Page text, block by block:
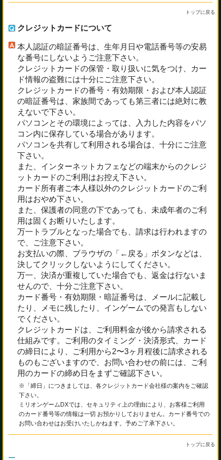
トップに戻る
クレジットカードについて
本人認証の暗証番号は、生年月日や電話番号等の安易
な番号にしないようご注意下さい。
クレジットカードの保管・取り扱いに気をつけ、カー
ド情報の盗難には十分にご注意下さい。
クレジットカードの番号・有効期限・および本人認証
の暗証番号は、家族間であっても第三者には絶対に教
えないで下さい。
パソコンとその環境によっては、入力した内容をパソ
コン内に保存している場合があります。
パソコンを共有して利用される場合は、十分にご注意
下さい。
また、インターネットカフェなどの端末からのクレジ
ットカードのご利用はお控え下さい。
カード所有者ご本人様以外のクレジットカードのご利
用はおやめ下さい。
また、保護者の同意の下であっても、未成年者のご利
用は固くお断りいたします。
万一トラブルとなった場合でも、請求は行われますの
で、ご注意下さい。
お支払いの際、ブラウザの「←戻る」ボタンなどは、
決してクリックしないようにしてください。
万一、決済が重複していた場合でも、返金は行ないま
せんので、十分ご注意下さい。
カード番号・有効期限・暗証番号は、メールに記載し
たり、メモに残したり、インゲームでの発言もしない
でください。
クレジットカードは、ご利用料金が後から請求される
仕組みです。ご利用のタイミング・決済形式、カード
の締日により、ご利用から2〜3ヶ月程後に請求される
ものもございますので、お問い合わせの前には、ご利
用のカードの締め日をまずご確認下さい。
※「締日」につきましては、各クレジットカード会社様の案内をご確認
下さい。
ミリオンゲームDXでは、セキュリティ上の理由により、お客様ご利用
のカード番号等の情報は一切 お預かりしておりません。カード番号での
お問い合わせはお受けいたしかねます。予めご了承下さい。
トップに戻る